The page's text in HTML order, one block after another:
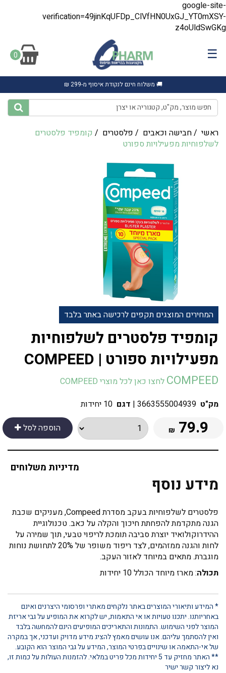
google-site-
verification=49jinKqUFDp_ClVfHN0UxGJ_YT0mXSY-
z4oUldSwGKg
☰
0
🚚 משלוח חינם לנקודת איסוף מ-299 ₪
ראשי /חבישה וכאבים / פלסטרים / ‎קומפיד פלסטרים
לשלפוחיות מפעילויות ספורט
המחירים המוצגים תקפים לרכישה באתר בלבד
‎קומפיד פלסטרים לשלפוחיות
מפעילויות ספורט | COMPEED
COMPEED לחצו כאן לכל מוצרי COMPEED
מק"ט 3663555004939
| דגם 10 יחידות
הוספה לסל
79.9
₪
מדיניות משלוחים
מידע נוסף
פלסטרים לשלפוחיות בעקב מסדרת Compeed, מעניקים שכבת
הגנה מתקדמת להפחתת חיכוך והקלה על כאב. טכנולוגיית
ההידרוקולואיד יוצרת סביבה תומכת לריפוי טבעי, תוך שמירה על
לחות והגנה ממזהמים, לצד ריפוד משופר של 20% לתחושת נוחות
מוגברת. מתאים במיוחד לאזור העקב.
תכולה: מארז מיוחד הכולל 10 יחידות
* המידע ותיאורי המוצרים באתר נלקחים מאתרי ופרסומי היצרנים ואינם
באחריותנו. יתכנו טעויות או אי התאמות, יש לקרוא את המופיע על גבי אריזת
המוצר לפני השימוש. התמונות והתאריכים המופיעים הינם להמחשה בלבד
ואין להסתמך עליהם. אנו עושים מאמץ להציג מידע מדויק ועדכני, אך במקרה
של אי-התאמה או שינויים בפרטי המוצר, המידע על גבי המוצר הוא הקובע.
** האתר מחזיק עד 5 יחידות מכל פריט במלאי. להזמנות העולות על כמות זו,
נא ליצור קשר ישיר